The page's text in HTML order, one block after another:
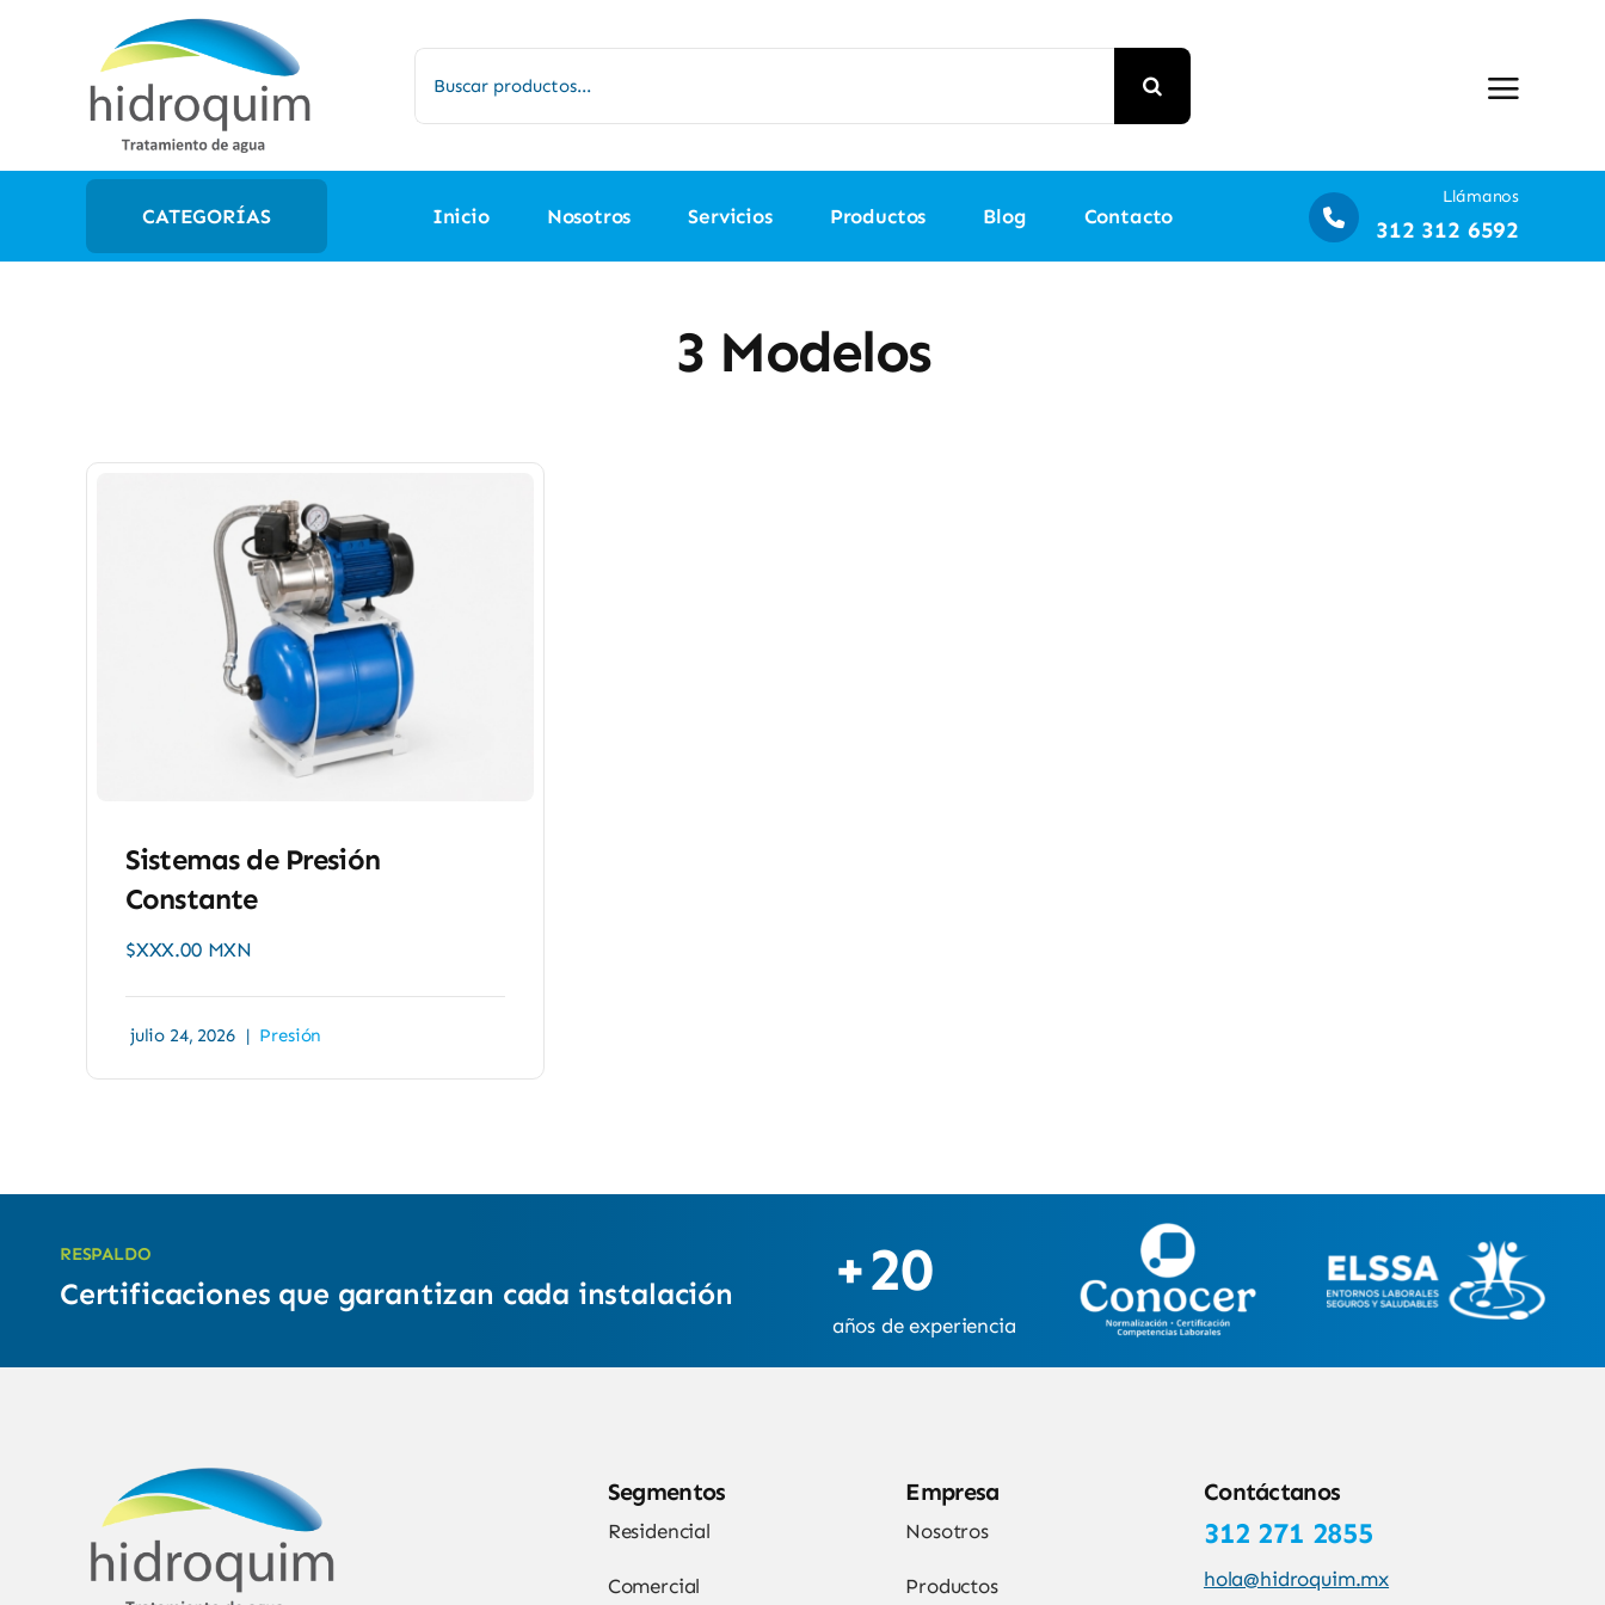
contenido
CATEGORÍAS Inicio Nosotros Servicios Productos Blog Contacto
Llámanos
312 312 6592
3 Modelos
Sistemas de Presión
Constante
$XXX.00 MXN
julio 24, 2026 | Presión
RESPALDO
Certificaciones que garantizan cada instalación +20
años de experiencia
Segmentos
Residencial
Comercial
Empresa
Nosotros
Productos
Contáctanos
312 271 2855
hola@hidroquim.mx